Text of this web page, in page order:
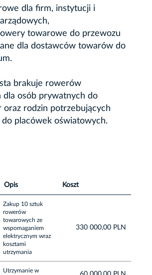
dla firm, instytucji i
towarowe do przewozu
dla dostawców towarów do
brakuje rowerów
dla osób prywatnych do
oraz rodzin potrzebujących
placówek oświatowych.
Opis Koszt
Zakup 10 sztuk
rowerów
towarowych ze
wspomaganiem
elektrycznym wraz
kosztami
utrzymania
330 000,00 PLN
Utrzymanie w